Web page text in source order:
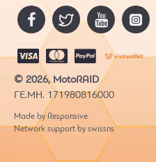
© 2026, MotoRAID
ΓΕ.ΜΗ. 171980816000
Made by Responsive
Network support by swissns